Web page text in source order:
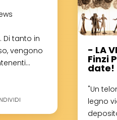
Di tanto in
vengono
STREET
- LA
Finzi
date!
"Un
legno